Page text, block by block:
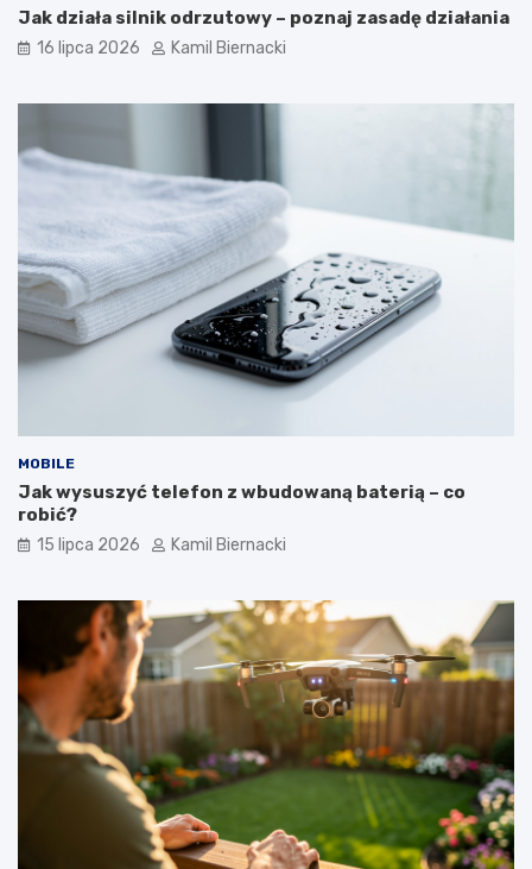
Jak działa silnik odrzutowy – poznaj zasadę działania
16 lipca 2026 Kamil Biernacki
MOBILE
Jak wysuszyć telefon z wbudowaną baterią – co
robić?
15 lipca 2026 Kamil Biernacki